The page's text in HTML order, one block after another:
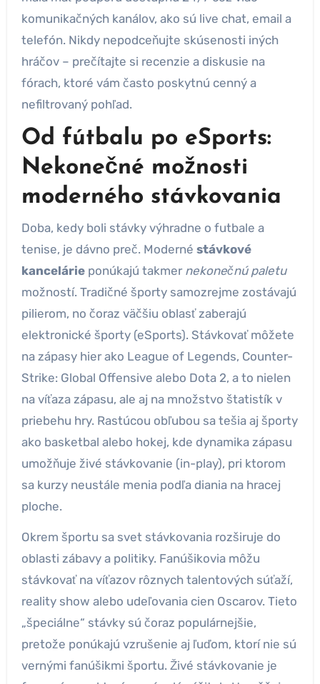
komunikačných kanálov, ako sú live chat, email a
telefón. Nikdy nepodceňujte skúsenosti iných
hráčov – prečítajte si recenzie a diskusie na
fórach, ktoré vám často poskytnú cenný a
nefiltrovaný pohľad.
Od fútbalu po eSports:
Nekonečné možnosti
moderného stávkovania
Doba, kedy boli stávky výhradne o futbale a
tenise, je dávno preč. Moderné stávkové
kancelárieponúkajú takmer nekonečnú paletu
možností. Tradičné športy samozrejme zostávajú
pilierom, no čoraz väčšiu oblasť zaberajú
elektronické športy (eSports). Stávkovať môžete
na zápasy hier ako League of Legends, Counter-
Strike: Global Offensive alebo Dota 2, a to nielen
na víťaza zápasu, ale aj na množstvo štatistík v
priebehu hry. Rastúcou obľubou sa tešia aj športy
ako basketbal alebo hokej, kde dynamika zápasu
umožňuje živé stávkovanie (in-play), pri ktorom
sa kurzy neustále menia podľa diania na hracej
ploche.
Okrem športu sa svet stávkovania rozširuje do
oblasti zábavy a politiky. Fanúšikovia môžu
stávkovať na víťazov rôznych talentových súťaží,
reality show alebo udeľovania cien Oscarov. Tieto
„špeciálne“ stávky sú čoraz populárnejšie,
pretože ponúkajú vzrušenie aj ľuďom, ktorí nie sú
vernými fanúšikmi športu. Živé stávkovanie je